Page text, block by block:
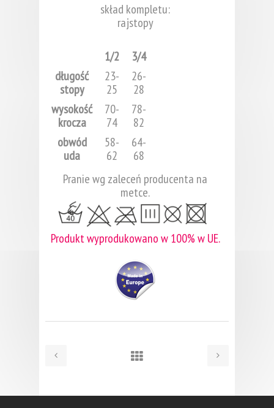
skład kompletu:
rajstopy
1/2
3/4
długość
stopy
23-
25
26-
28
wysokość
krocza
70-
74
78-
82
obwód
uda
58-
62
64-
68
Pranie wg zaleceń producenta na
metce.
Produkt wyprodukowano w 100% w UE.